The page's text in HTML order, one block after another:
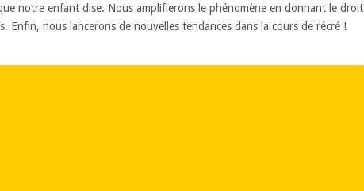
notre enfant dise. Nous amplifierons le phénomène en donnant le droit
Enfin, nous lancerons de nouvelles tendances dans la cours de récré !